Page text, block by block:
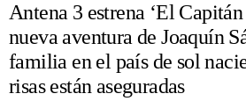
Antena 3 estrena ‘El Capitán
nueva aventura de Joaquín
familia en el país de sol
risas están aseguradas